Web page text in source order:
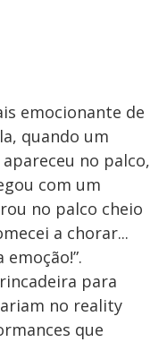
emocionante de
quando um
no palco,
com um
no palco cheio
a chorar...
para
no reality
que